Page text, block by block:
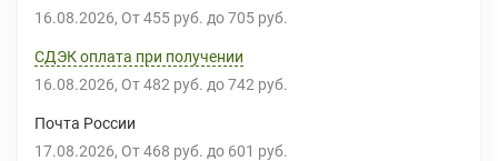
16.08.2026 От 455 руб. до 705 руб.
СДЭК оплата при получении
16.08.2026 От 482 руб. до 742 руб.
Почта России
17.08.2026 От 468 руб. до 601 руб.